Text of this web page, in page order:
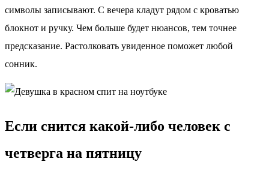
символы записывают. С вечера кладут рядом с кроватью
блокнот и ручку. Чем больше будет нюансов, тем точнее
предсказание. Растолковать увиденное поможет любой
сонник.
Если снится какой-либо человек с
четверга на пятницу